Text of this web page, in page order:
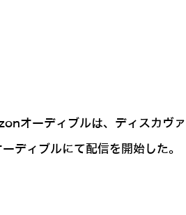
オーディブルは、ディスカ
ディブルにて配信を開始した。